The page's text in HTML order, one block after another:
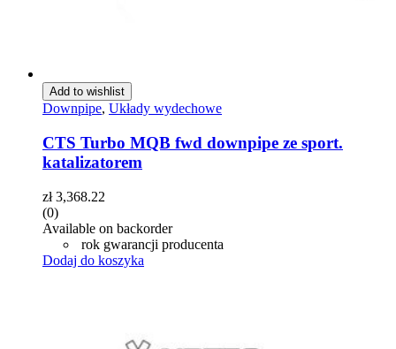
Add to wishlist
Downpipe, Układy wydechowe
CTS Turbo MQB fwd downpipe ze sport.
katalizatorem
zł3,368.22
(0)
Available on backorder
rok gwarancji producenta
Dodaj do koszyka